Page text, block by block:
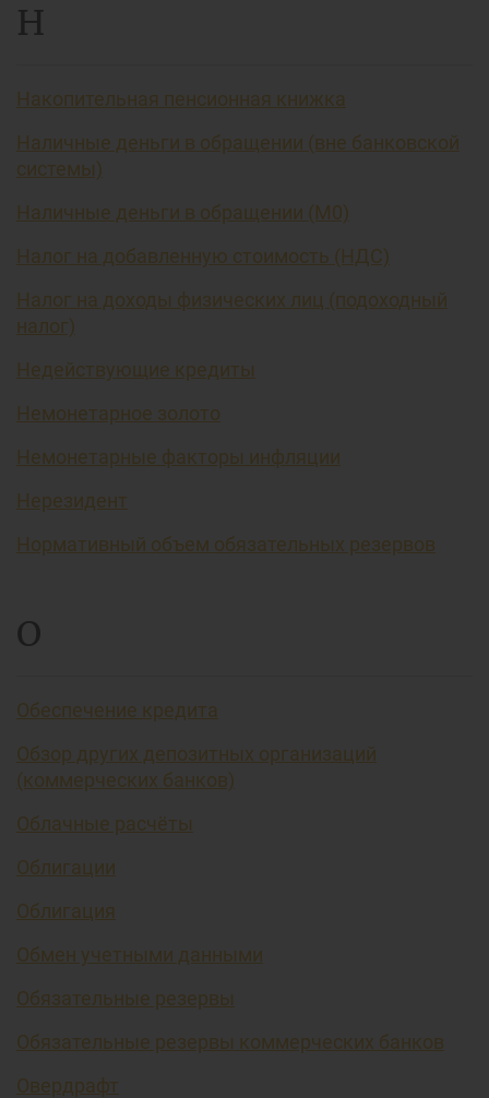
Н
Накопительная пенсионная книжка
Наличные деньги в обращении (вне банковской
системы)
Наличные деньги в обращении (М0)
Налог на добавленную стоимость (НДС)
Налог на доходы физических лиц (подоходный
налог)
Недействующие кредиты
Немонетарное золото
Немонетарные факторы инфляции
Нерезидент
Нормативный объем обязательных резервов
О
Обеспечение кредита
Обзор других депозитных организаций
(коммерческих банков)
Облачные расчёты
Облигации
Облигация
Обмен учетными данными
Обязательные резервы
Обязательные резервы коммерческих банков
Овердрафт